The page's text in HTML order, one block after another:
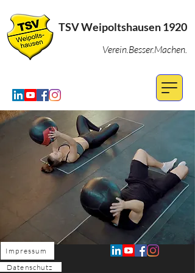
TSV Weipoltshausen 1920
Verein.Besser.Machen.
Impressum
Datenschutz